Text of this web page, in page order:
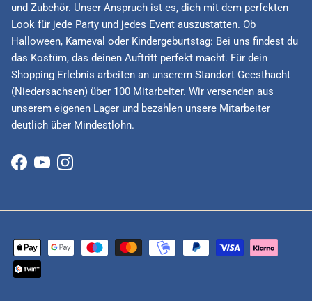
und Zubehör. Unser Anspruch ist es, dich mit dem perfekten
Look für jede Party und jedes Event auszustatten. Ob
Halloween, Karneval oder Kindergeburtstag: Bei uns findest du
das Kostüm, das deinen Auftritt perfekt macht. Für dein
Shopping Erlebnis arbeiten an unserem Standort Geesthacht
(Niedersachsen) über 100 Mitarbeiter. Wir versenden aus
unserem eigenen Lager und bezahlen unsere Mitarbeiter
deutlich über Mindestlohn.
Facebook
YouTubeInstagram